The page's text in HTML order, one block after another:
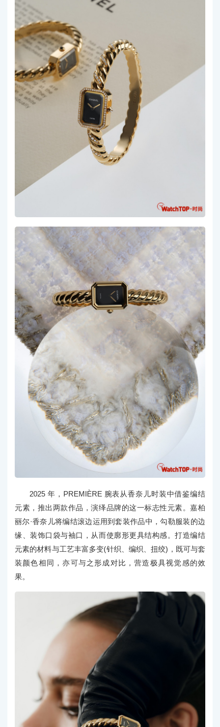
2025 年，PREMIÈRE 腕表从香奈儿时装中借鉴编结
元素，推出两款作品，演绎品牌的这一标志性元素。嘉柏
丽尔·香奈儿将编结滚边运用到套装作品中，勾勒服装的边
缘、装饰口袋与袖口，从而使廓形更具结构感。打造编结
元素的材料与工艺丰富多变(针织、编织、扭绞)，既可与套
装颜色相同，亦可与之形成对比，营造极具视觉感的效
果。